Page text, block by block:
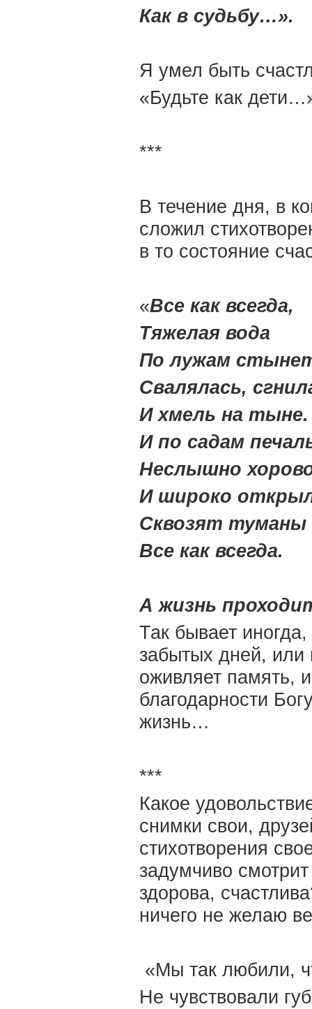
Как в судьбу…».
Я умел быть
«Будьте как
***
В течение дня, в
сложил
в то состояние
«Все как всегда,
Тяжелая вода
По лужам
Свалялась,
И хмель на тыне.
И по садам
Неслышно
И широко
Сквозят туманы
Все как всегда.
А жизнь
Так бывает
забытых дней, или
оживляет память,
благодарности
жизнь…
***
Какое
снимки свои,
стихотворения
задумчиво
здорова,
ничего не желаю
«Мы так любили,
Не чувствовали